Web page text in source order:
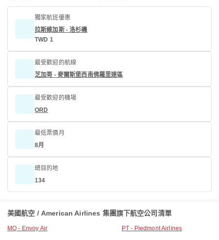
獨家航班優惠
拉斯維加斯 - 洛杉磯
TWD 1
最受歡迎的航線
芝加哥 - 麥爾斯堡西南佛羅里達區
最受歡迎的機場
ORD
最低票價月
8月
總目的地
134
美國航空 / American Airlines 集團旗下航空公司清單
MQ - Envoy Air PT - Piedmont Airlines